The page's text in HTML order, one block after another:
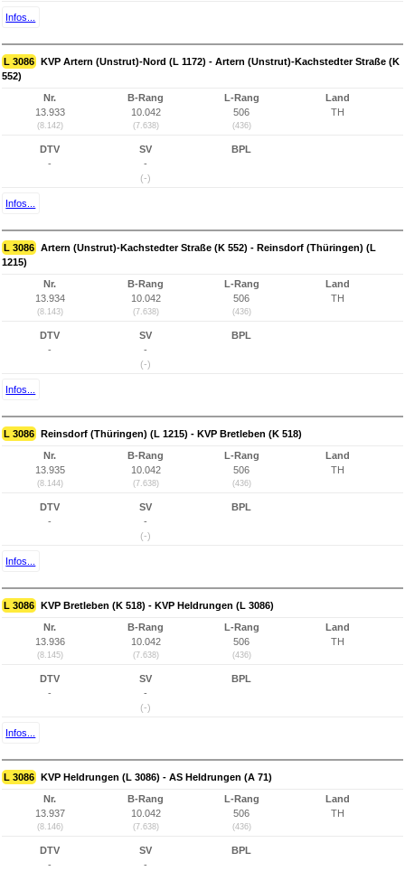
Infos...
L 3086 KVP Artern (Unstrut)-Nord (L 1172) - Artern (Unstrut)-Kachstedter Straße (K
552)
Nr.
13.933
(8.142)
B-Rang
10.042
(7.638)
L-Rang
506
(436)
Land
TH
DTV
-
SV
-
(-)
BPL
Infos...
L 3086 Artern (Unstrut)-Kachstedter Straße (K 552) - Reinsdorf (Thüringen) (L
1215)
Nr.
13.934
(8.143)
B-Rang
10.042
(7.638)
L-Rang
506
(436)
Land
TH
DTV
-
SV
-
(-)
BPL
Infos...
L 3086 Reinsdorf (Thüringen) (L 1215) - KVP Bretleben (K 518)
Nr.
13.935
(8.144)
B-Rang
10.042
(7.638)
L-Rang
506
(436)
Land
TH
DTV
-
SV
-
(-)
BPL
Infos...
L 3086 KVP Bretleben (K 518) - KVP Heldrungen (L 3086)
Nr.
13.936
(8.145)
B-Rang
10.042
(7.638)
L-Rang
506
(436)
Land
TH
DTV
-
SV
-
(-)
BPL
Infos...
L 3086 KVP Heldrungen (L 3086) - AS Heldrungen (A 71)
Nr.
13.937
(8.146)
B-Rang
10.042
(7.638)
L-Rang
506
(436)
Land
TH
DTV
-
SV
-
BPL